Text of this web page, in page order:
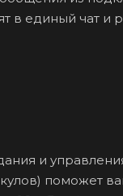
в единый чат
и
поможет